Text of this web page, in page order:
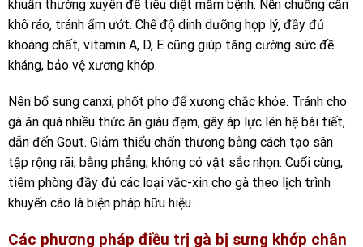
khuẩn thường xuyên để tiêu diệt mầm bệnh. Nền chuồng cần
khô ráo, tránh ẩm ướt. Chế độ dinh dưỡng hợp lý, đầy đủ
khoáng chất, vitamin A, D, E cũng giúp tăng cường sức đề
kháng, bảo vệ xương khớp.
Nên bổ sung canxi, phốt pho để xương chắc khỏe. Tránh cho
gà ăn quá nhiều thức ăn giàu đạm, gây áp lực lên hệ bài tiết,
dẫn đến Gout. Giảm thiểu chấn thương bằng cách tạo sân
tập rộng rãi, bằng phẳng, không có vật sắc nhọn. Cuối cùng,
tiêm phòng đầy đủ các loại vắc-xin cho gà theo lịch trình
khuyến cáo là biện pháp hữu hiệu.
Các phương pháp điều trị gà bị sưng khớp chân